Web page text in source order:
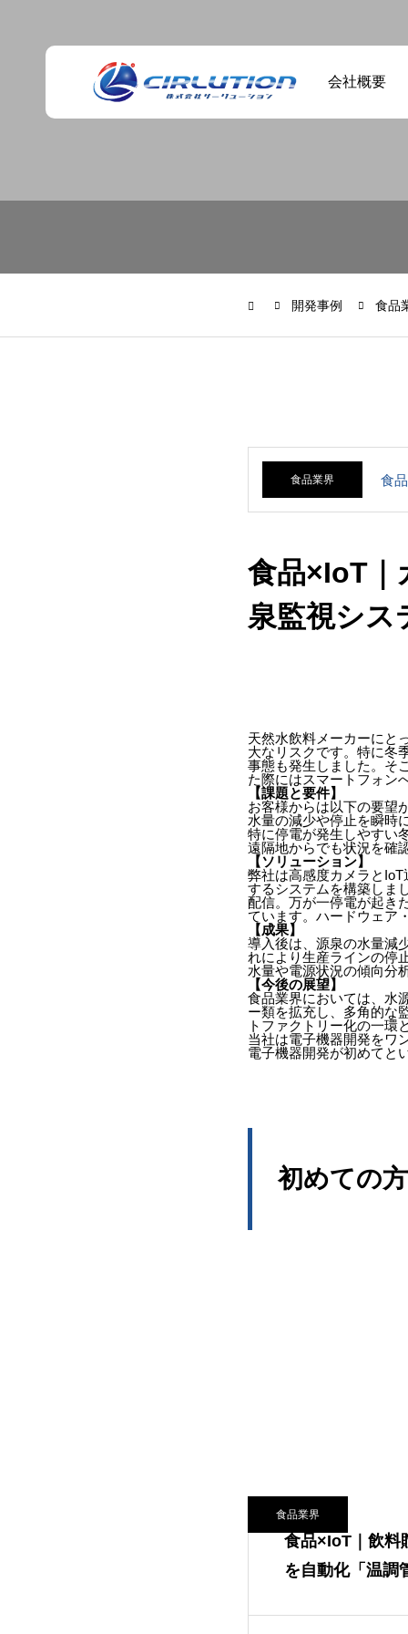
会社概要
回路設計、基板設
計など電子機器開
ソフトウェア設計
IOT（Web、PC、
｜短納期試作もお
実装、アルミ基板
手実装、部品調達
LCD、電源アダプ
ター、ハーネス
開発事例 食品
食品業界 食
食品×IoT｜
泉監視シス
天然水飲料メーカーにと
大なリスクです。特に冬
事態も発生しました。そ
た際にはスマートフォン
【課題と要件】
お客様からは以下の要望
水量の減少や停止を瞬時
特に停電が発生しやすい
遠隔地からでも状況を確
【ソリューション】
弊社は高感度カメラと
するシステムを構築しま
配信。万が一停電が起き
ています。ハードウェア
【成果】
導入後は、源泉の水量減
れにより生産ラインの停
水量や電源状況の傾向分
【今後の展望】
食品業界においては、水
ー類を拡充し、多角的な
トファクトリー化の一環
当社は電子機器開発をワ
電子機器開発が初めてと
初めての
食品業界
食品×IoT｜飲料
を自動化「温調